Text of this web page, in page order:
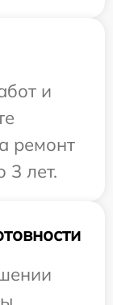
и
ремонт
3 лет.